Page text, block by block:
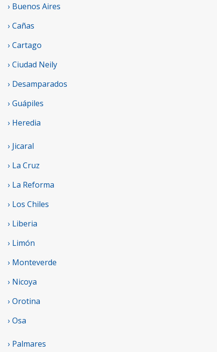
› Buenos Aires
› Cañas
› Cartago
› Ciudad Neily
› Desamparados
› Guápiles
› Heredia
› Jicaral
› La Cruz
› La Reforma
› Los Chiles
› Liberia
› Limón
› Monteverde
› Nicoya
› Orotina
› Osa
› Palmares